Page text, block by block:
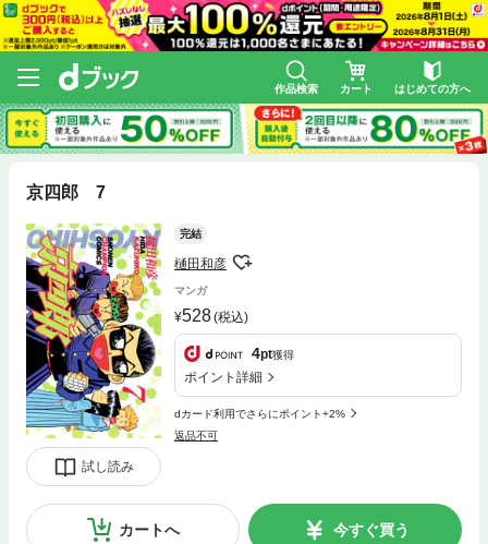
作品検索 カート はじめての方へ
京四郎 7
試し読み
完結
樋田和彦
マンガ
528(税込)
4pt獲得
ポイント詳細
dカード利用でさらにポイント+2%
返品不可
カートへ 今すぐ買う